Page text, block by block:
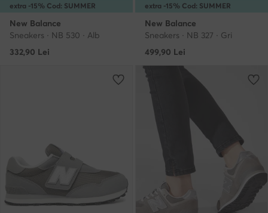
extra -15% Cod: SUMMER
New Balance
Sneakers · NB 530 · Alb
332,90 Lei
extra -15% Cod: SUMMER
New Balance
Sneakers · NB 327 · Gri
499,90 Lei